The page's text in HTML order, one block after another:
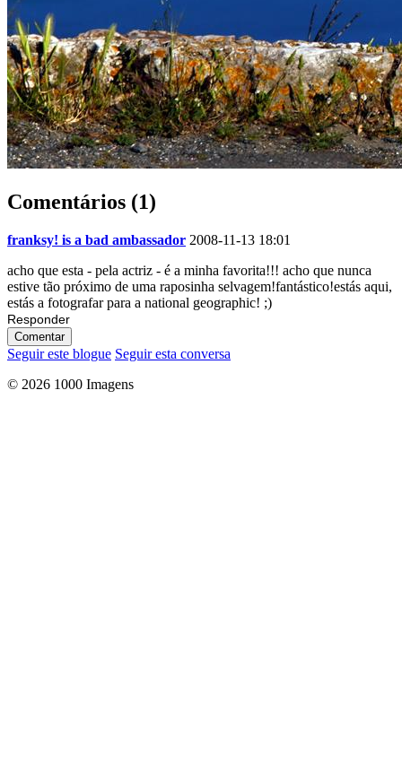
Comentários (1)
franksy! is a bad ambassador 2008-11-13 18:01
acho que esta - pela actriz - é a minha favorita!!! acho que nunca
estive tão próximo de uma raposinha selvagem!fantástico!estás aqui,
estás a fotografar para a national geographic! ;)
Responder
Comentar
Seguir este blogue Seguir esta conversa
© 2026 1000 Imagens